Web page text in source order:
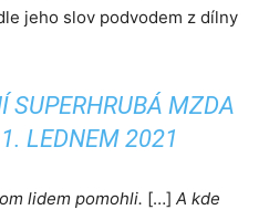
jeho slov podvodem z dílny
SUPERHRUBÁ MZDA
LEDNEM 2021
lidem pomohli. […] A kde